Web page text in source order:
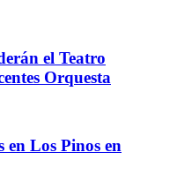
el Teatro
Orquesta
en Los Pinos en